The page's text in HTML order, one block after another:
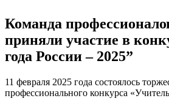
Команда
приняли участие в
года России – 2025”
11 февраля 2025 года состоялось
профессионального конкурса